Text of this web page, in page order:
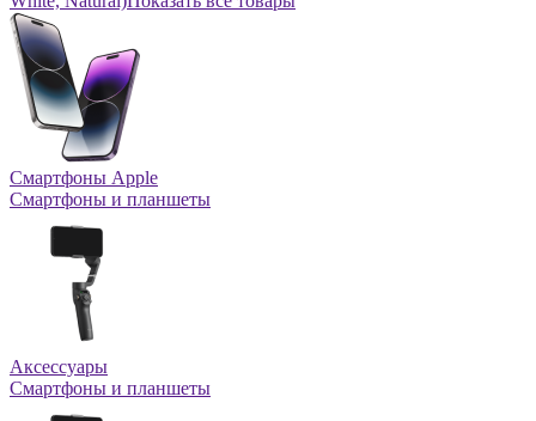
Смартфоны Apple
Смартфоны и планшеты
Аксессуары
Смартфоны и планшеты